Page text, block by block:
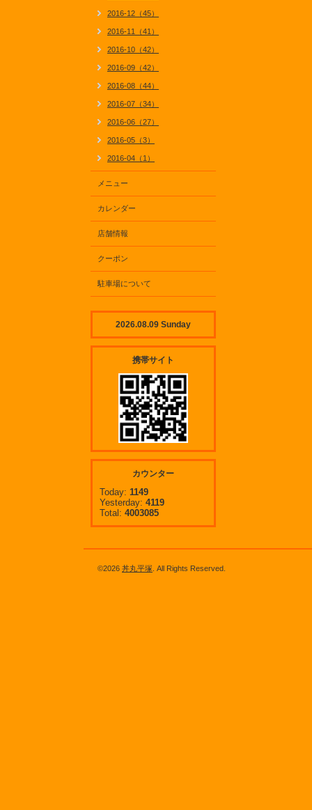
2016-12（45）
2016-11（41）
2016-10（42）
2016-09（42）
2016-08（44）
2016-07（34）
2016-06（27）
2016-05（3）
2016-04（1）
メニュー
カレンダー
店舗情報
クーポン
駐車場について
2026.08.09 Sunday
携帯サイト
カウンター
Today: 1149
Yesterday: 4119
Total: 4003085
©2026 丼丸平塚 . All Rights Reserved.